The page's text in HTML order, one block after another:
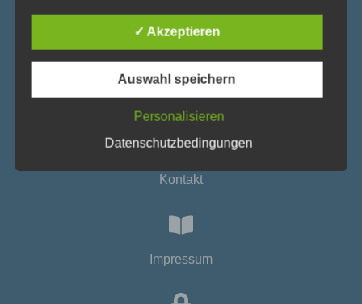
Piaristenvolksschule Maria Treu
Piaristengasse 43, 1080 Wien
Tel.:+43 676 83092660
Mail: a.amarowicz@piaristen.at
Kontakt
Impressum
Webseiten, Funktionen und Inhalte (nachfolgend
gemeinsam bezeichnet als „Onlineangebot“ oder
unabhängig von den verwendeten Domains,
Systemen, Plattformen und Geräten (z.B. Desktop
1.2. Die verwendeten Begrifflichkeiten, wie z.B.
„Verarbeitung“ verweisen wir auf die Definitionen
verarbeiteten personenbezogenen Daten der
Adressen von Kunden), Vertragsdaten (z.B., in
✓ Akzeptieren
Auswahl speichern
Personalisieren
Datenschutzbedingungen